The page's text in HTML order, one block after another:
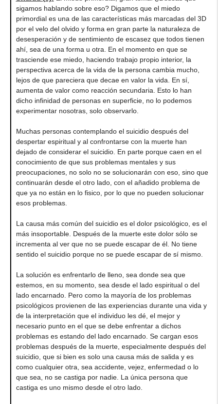
sigamos hablando sobre eso? Digamos que el miedo
primordial es una de las características más marcadas del 3D
por el velo del olvido y forma en gran parte la naturaleza de
desesperación y de sentimiento de escasez que todos tienen
ahí, sea de una forma u otra. En el momento en que se
trasciende ese miedo, haciendo trabajo propio interior, la
perspectiva acerca de la vida de la persona cambia mucho,
lejos de que pareciera que decae en valor la vida. En sí,
aumenta de valor como reacción secundaria. Esto lo han
dicho infinidad de personas en superficie, no lo podemos
experimentar nosotras, solo observarlo.
Muchas personas contemplando el suicidio después del
despertar espiritual y al confrontarse con la muerte han
dejado de considerar el suicidio. En parte porque caen en el
conocimiento de que sus problemas mentales y sus
preocupaciones, no solo no se solucionarán con eso, sino que
continuarán desde el otro lado, con el añadido problema de
que ya no están en lo fisico, por lo que no pueden solucionar
esos problemas.
La causa más común del suicidio es el dolor psicológico, es el
más insoportable. Después de la muerte este dolor sólo se
incrementa al ver que no se puede escapar de él. No tiene
sentido el suicidio porque no se puede escapar de sí mismo.
La solución es enfrentarlo de lleno, sea donde sea que
estemos, en su momento, sea desde el lado espiritual o del
lado encarnado. Pero como la mayoría de los problemas
psicológicos provienen de las experiencias durante una vida y
de la interpretación que el individuo les dé, el mejor y
necesario punto en el que se debe enfrentar a dichos
problemas es estando del lado encarnado. Se cargan esos
problemas después de la muerte, especialmente después del
suicidio, que si bien es solo una causa más de salida y es
como cualquier otra, sea accidente, vejez, enfermedad o lo
que sea, no se castiga por nadie. La única persona que
castiga es uno mismo desde el otro lado.